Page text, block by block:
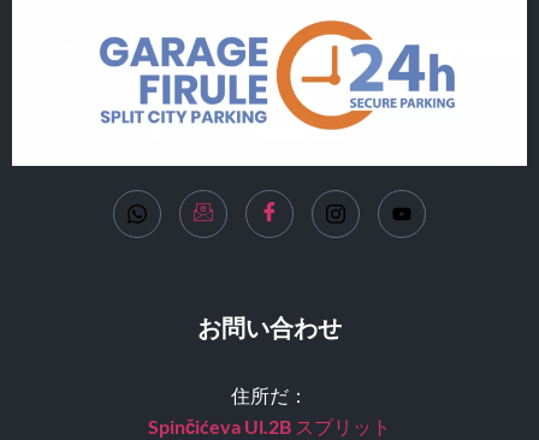
お問い合わせ
住所だ：
Spinčićeva Ul.2B スプリット